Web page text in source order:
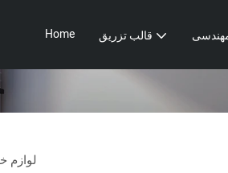
Home قالب تزریق
لوازم